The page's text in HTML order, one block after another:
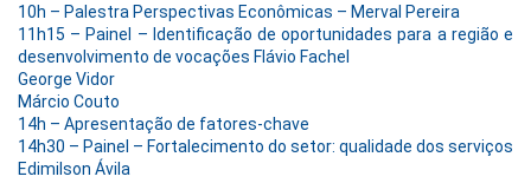
10h – Palestra Perspectivas Econômicas – Merval Pereira
11h15 – Painel – Identificação de oportunidades para a região e
desenvolvimento de vocações Flávio Fachel
George Vidor
Márcio Couto
14h – Apresentação de fatores-chave
14h30 – Painel – Fortalecimento do setor: qualidade dos serviços
Edimilson Ávila